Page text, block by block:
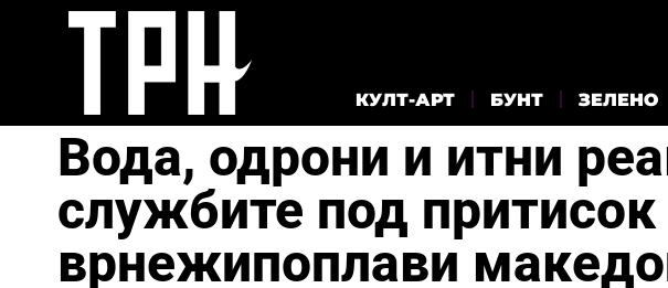
КУЛТ-АРТ БУНТ ЗЕЛЕНО
Вода, одрони и итни
службите под
врнежипоплави